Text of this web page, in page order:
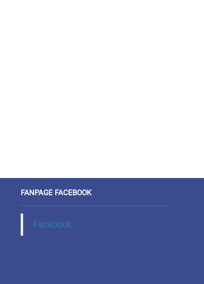
FANPAGE FACEBOOK
Facebook